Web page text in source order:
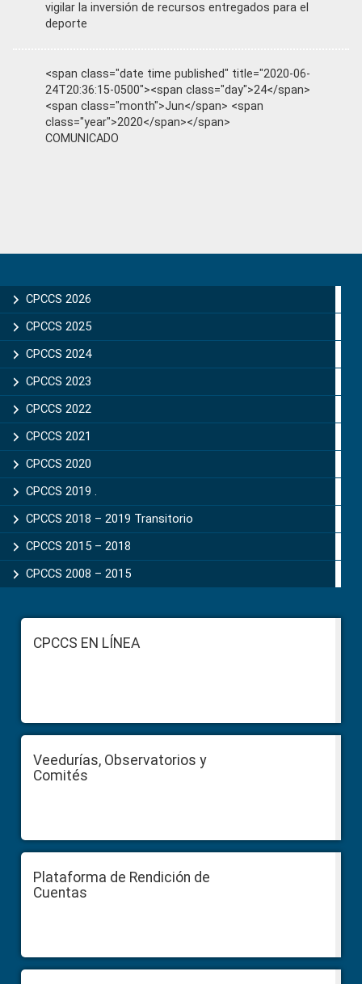
vigilar la inversión de recursos entregados para el
deporte
<span class="date time published" title="2020-06-
24T20:36:15-0500"><span class="day">24</span>
<span class="month">Jun</span> <span
class="year">2020</span></span>
COMUNICADO
Sidebar
CPCCS 2026
CPCCS 2025
CPCCS 2024
CPCCS 2023
CPCCS 2022
CPCCS 2021
CPCCS 2020
CPCCS 2019 .
CPCCS 2018 – 2019 Transitorio
CPCCS 2015 – 2018
CPCCS 2008 – 2015
FooterCPCCS EN LÍNEA
Veedurías, Observatorios y
Comités
Plataforma de Rendición de
Cuentas